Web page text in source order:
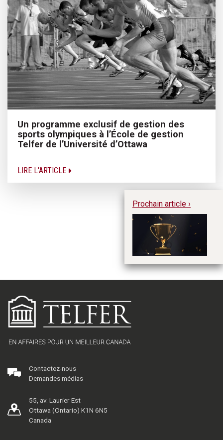
Un programme exclusif de gestion des
sports olympiques à l’École de gestion
Telfer de l’Université d’Ottawa
LIRE L'ARTICLE
Prochain article ›
Contactez-nous
Demandes médias
55, av. Laurier Est
Ottawa (Ontario) K1N 6N5
Canada